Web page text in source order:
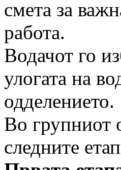
смета за
работа.
Водачот го
улогата на
одделението.
Во групниот
следните